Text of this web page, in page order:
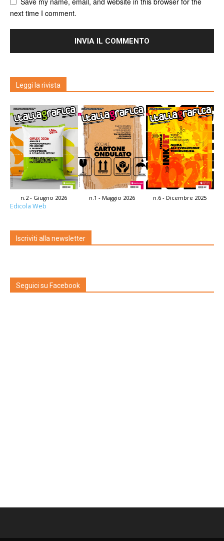
next time I comment.
Leggi la rivista
n.2 - Giugno 2026 n.1 - Maggio 2026 n.6 - Dicembre 2025
Edicola Web
Iscriviti alla newsletter
Seguici su Facebook